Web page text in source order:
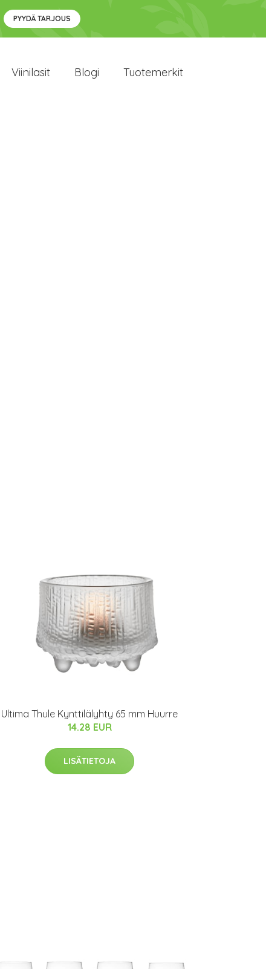
PYYDÄ TARJOUS
Viinilasit Blogi Tuotemerkit
Ultima Thule Kynttilälyhty 65 mm Huurre
14.28 EUR
LISÄTIETOJA